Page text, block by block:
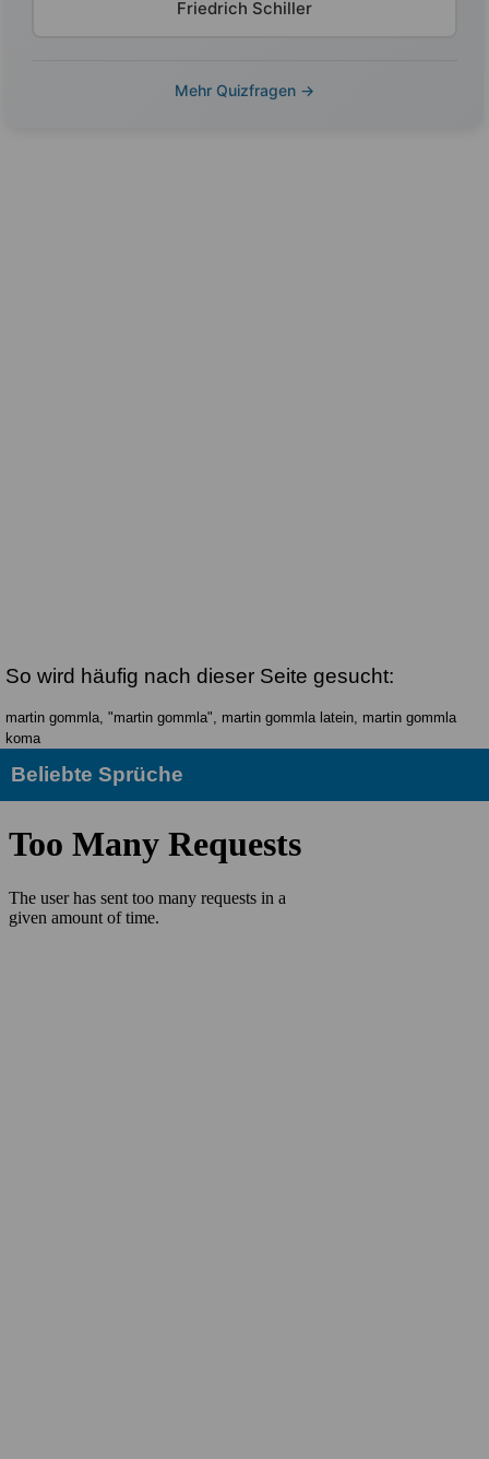
Friedrich Schiller
Mehr Quizfragen →
So wird häufig nach dieser Seite gesucht:
martin gommla, "martin gommla", martin gommla latein, martin gommla
koma
Beliebte Sprüche